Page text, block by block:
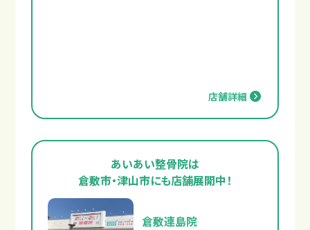
店舗詳細
あいあい整骨院は
倉敷市・津山市にも店舗展開中！
倉敷連島院